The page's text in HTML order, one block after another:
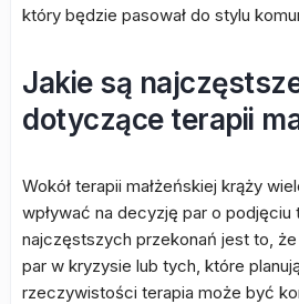
który będzie pasował do stylu
Jakie są
dotyczące terapii
Wokół terapii małżeńskiej krąży
wpływać na decyzję par o
najczęstszych przekonań jest to,
par w kryzysie lub tych, które
rzeczywistości terapia może być